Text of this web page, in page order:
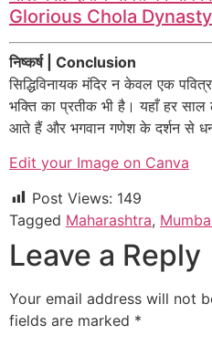
Glorious Chola
निष्कर्ष | Conclusion
सिद्धिविनायक मंदिर न केवल एक
भक्ति का प्रतीक भी है। यहाँ हर
आते हैं और भगवान गणेश के दर्शन से
Edit your Image on Canva
Post Views: 149
Tagged Maharashtra,
Leave a Reply
Your email address will not
fields are marked *